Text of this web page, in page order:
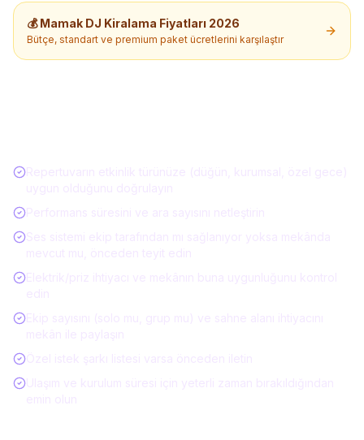
💰Mamak DJ Kiralama Fiyatları 2026
Bütçe, standart ve premium paket ücretlerini karşılaştır